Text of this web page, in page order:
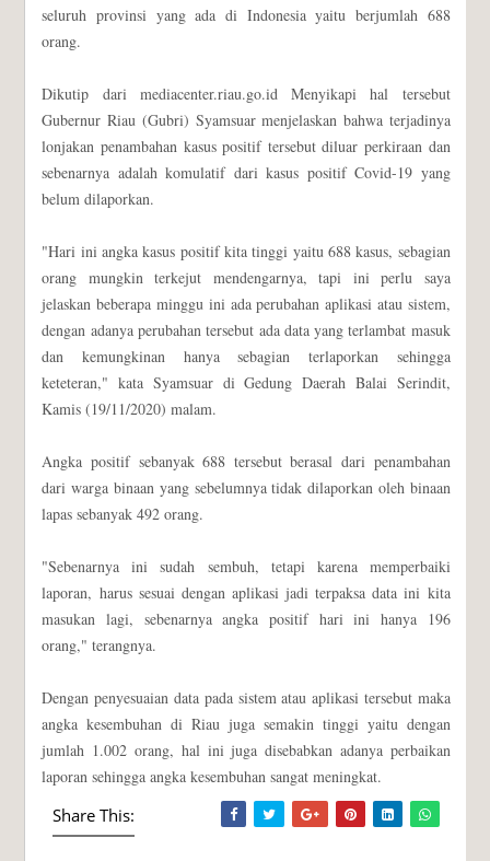
seluruh provinsi yang ada di Indonesia yaitu berjumlah 688
orang.
Dikutip dari mediacenter.riau.go.id Menyikapi hal tersebut
Gubernur Riau (Gubri) Syamsuar menjelaskan bahwa terjadinya
lonjakan penambahan kasus positif tersebut diluar perkiraan dan
sebenarnya adalah komulatif dari kasus positif Covid-19 yang
belum dilaporkan.
"Hari ini angka kasus positif kita tinggi yaitu 688 kasus, sebagian
orang mungkin terkejut mendengarnya, tapi ini perlu saya
jelaskan beberapa minggu ini ada perubahan aplikasi atau sistem,
dengan adanya perubahan tersebut ada data yang terlambat masuk
dan kemungkinan hanya sebagian terlaporkan sehingga
keteteran," kata Syamsuar di Gedung Daerah Balai Serindit,
Kamis (19/11/2020) malam.
Angka positif sebanyak 688 tersebut berasal dari penambahan
dari warga binaan yang sebelumnya tidak dilaporkan oleh binaan
lapas sebanyak 492 orang.
"Sebenarnya ini sudah sembuh, tetapi karena memperbaiki
laporan, harus sesuai dengan aplikasi jadi terpaksa data ini kita
masukan lagi, sebenarnya angka positif hari ini hanya 196
orang," terangnya.
Dengan penyesuaian data pada sistem atau aplikasi tersebut maka
angka kesembuhan di Riau juga semakin tinggi yaitu dengan
jumlah 1.002 orang, hal ini juga disebabkan adanya perbaikan
laporan sehingga angka kesembuhan sangat meningkat.
Share This: